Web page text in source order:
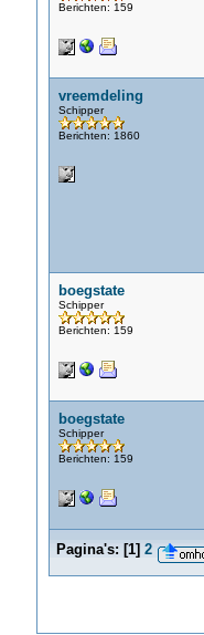
Berichten: 159
vreemdeling
Schipper
Berichten: 1860
boegstate
Schipper
Berichten: 159
boegstate
Schipper
Berichten: 159
Pagina's: [1] 2